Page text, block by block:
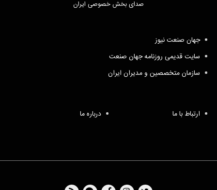
صدای بخش خصوصی ایران
جهان صنعت نیوز
سایت قدیمی روزنامه جهان صنعت
سازمان متخصصین و مدیران ایران
ارتباط با ما درباره ما